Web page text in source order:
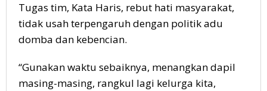
Tugas tim, Kata Haris, rebut hati masyarakat,
tidak usah terpengaruh dengan politik adu
domba dan kebencian.
“Gunakan waktu sebaiknya, menangkan dapil
masing-masing, rangkul lagi kelurga kita,